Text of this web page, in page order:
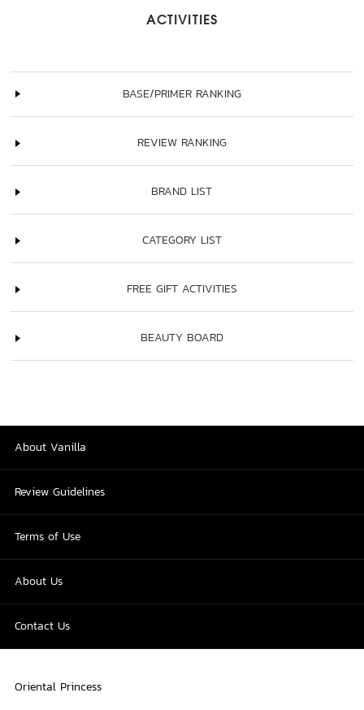
ACTIVITIES
BASE/PRIMER RANKING
REVIEW RANKING
BRAND LIST
CATEGORY LIST
FREE GIFT ACTIVITIES
BEAUTY BOARD
About Vanilla
Review Guidelines
Terms of Use
About Us
Contact Us
Oriental Princess